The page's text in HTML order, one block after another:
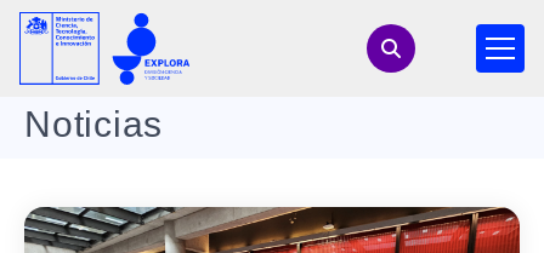
Noticias